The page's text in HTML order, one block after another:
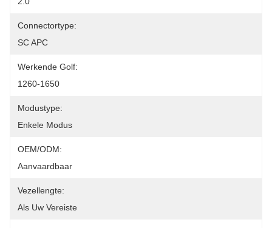
Connectortype:
SC APC
Werkende Golf:
1260-1650
Modustype:
Enkele Modus
OEM/ODM:
Aanvaardbaar
Vezellengte:
Als Uw Vereiste